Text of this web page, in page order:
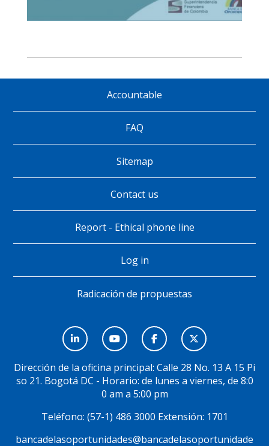
página
Accountable
FAQ
Sitemap
Contact us
Report - Ethical phone line
Log in
Radicación de propuestas
Social
Dirección de la oficina principal: Calle 28 No. 13 A 15 Pi
so 21. Bogotá DC - Horario: de lunes a viernes, de 8:0
0 am a 5:00 pm
Teléfono: (57-1) 486 3000 Extensión: 1701
bancadelasoportunidades@bancadelasoportunidade